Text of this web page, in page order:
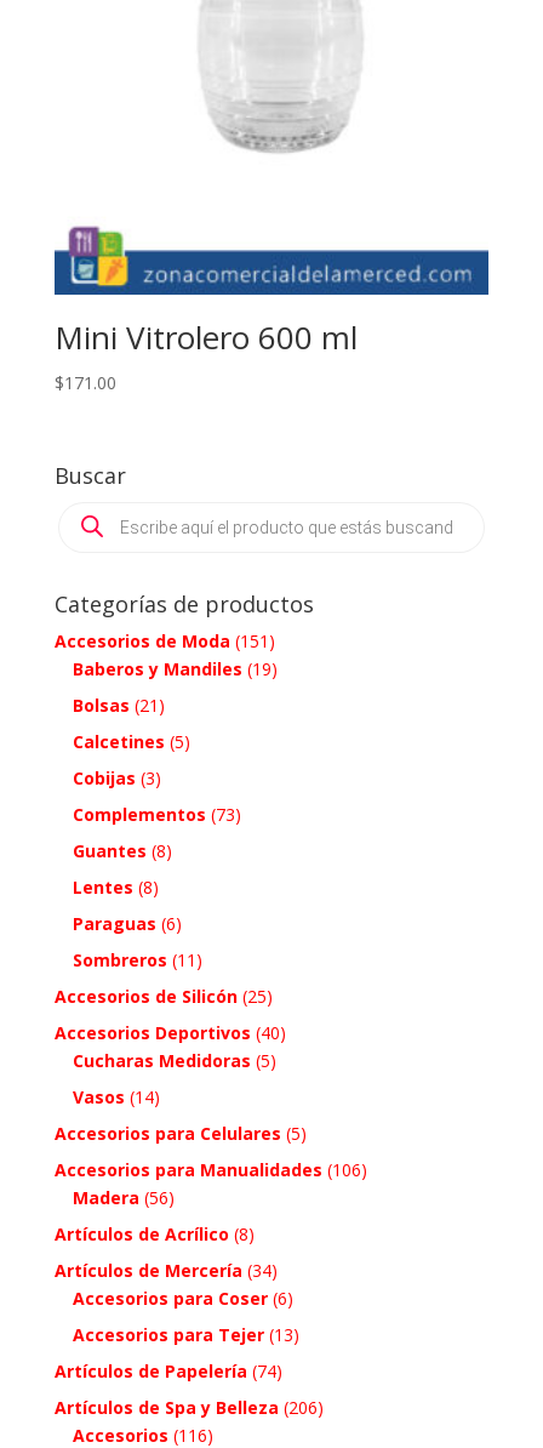
Mini Vitrolero 600 ml
$171.00
Buscar
search
Categorías de productos
Accesorios de Moda (151)
Baberos y Mandiles (19)
Bolsas (21)
Calcetines (5)
Cobijas (3)
Complementos (73)
Guantes (8)
Lentes (8)
Paraguas (6)
Sombreros (11)
Accesorios de Silicón (25)
Accesorios Deportivos (40)
Cucharas Medidoras (5)
Vasos (14)
Accesorios para Celulares (5)
Accesorios para Manualidades (106)
Madera (56)
Artículos de Acrílico (8)
Artículos de Mercería (34)
Accesorios para Coser (6)
Accesorios para Tejer (13)
Artículos de Papelería (74)
Artículos de Spa y Belleza (206)
Accesorios (116)